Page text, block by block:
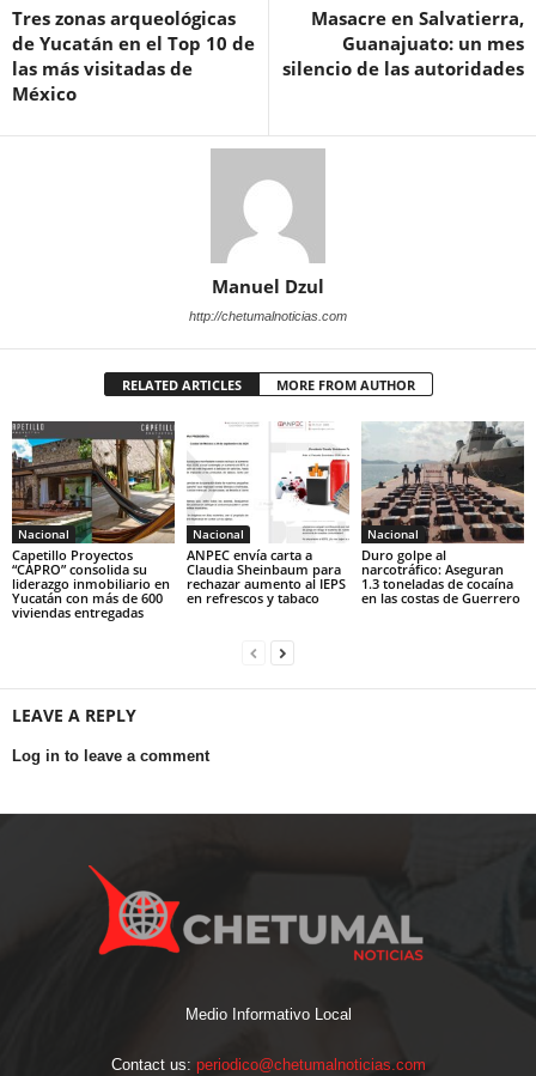
Tres zonas arqueológicas
de Yucatán en el Top 10 de
las más visitadas de
México
Masacre en Salvatierra,
Guanajuato: un mes
silencio de las autoridades
Manuel Dzul
http://chetumalnoticias.com
RELATED ARTICLES MORE FROM AUTHOR
Nacional
Capetillo Proyectos
“CAPRO” consolida su
liderazgo inmobiliario en
Yucatán con más de 600
viviendas entregadas
Nacional
ANPEC envía carta a
Claudia Sheinbaum para
rechazar aumento al IEPS
en refrescos y tabaco
Nacional
Duro golpe al
narcotráfico: Aseguran
1.3 toneladas de cocaína
en las costas de Guerrero
LEAVE A REPLY
Log in to leave a comment
Medio Informativo Local
Contact us: periodico@chetumalnoticias.com